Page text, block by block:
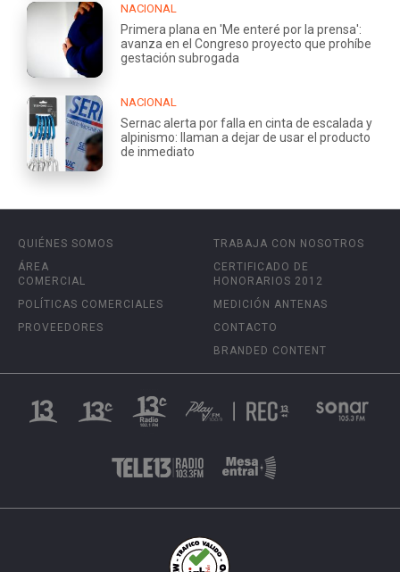
NACIONAL
Primera plana en 'Me enteré por la prensa':
avanza en el Congreso proyecto que prohíbe
gestación subrogada
NACIONAL
Sernac alerta por falla en cinta de escalada y
alpinismo: llaman a dejar de usar el producto
de inmediato
QUIÉNES SOMOS
ÁREA
COMERCIAL
POLÍTICAS COMERCIALES
PROVEEDORES
TRABAJA CON NOSOTROS
CERTIFICADO DE
HONORARIOS 2012
MEDICIÓN ANTENAS
CONTACTO
BRANDED CONTENT